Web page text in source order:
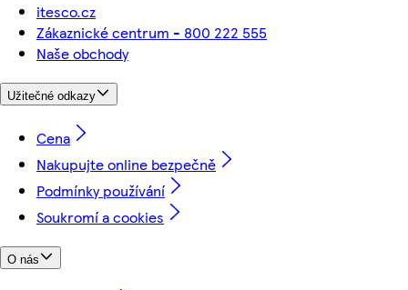
itesco.cz
Zákaznické centrum - 800 222 555
Naše obchody
Užitečné odkazy
Cena
Nakupujte online bezpečně
Podmínky používání
Soukromí a cookies
O nás